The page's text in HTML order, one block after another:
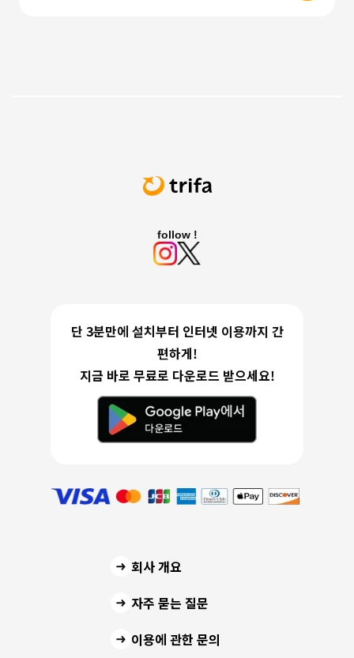
follow !
단 3분만에 설치부터 인터넷 이용까지 간
편하게!
지금 바로 무료로 다운로드 받으세요!
회사 개요
자주 묻는 질문
이용에 관한 문의